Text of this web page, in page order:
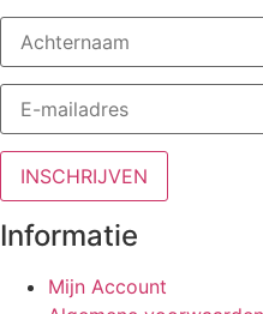
Informatie
Mijn Account